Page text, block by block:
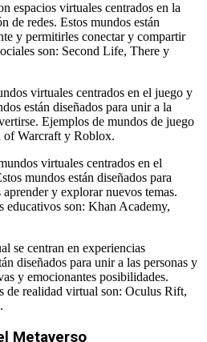
espacios virtuales centrados en la
de redes. Estos mundos están
y permitirles conectar y compartir
son: Second Life, There y
virtuales centrados en el juego y
están diseñados para unir a la
Ejemplos de mundos de juego
of Warcraft y Roblox.
virtuales centrados en el
mundos están diseñados para
y explorar nuevos temas.
educativos son: Khan Academy,
se centran en experiencias
diseñados para unir a las personas y
y emocionantes posibilidades.
de realidad virtual son: Oculus Rift,
Metaverso